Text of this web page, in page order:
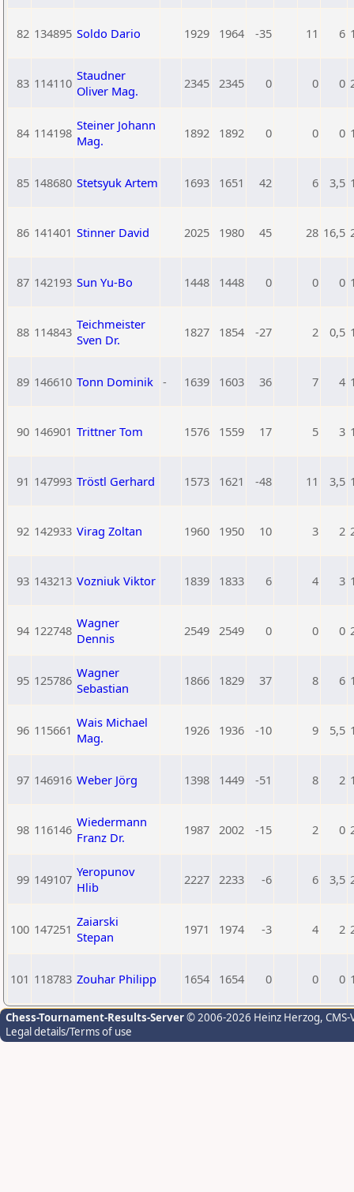
82 134895 Soldo Dario 1929 1964 -35 11 6
83 114110 Staudner
Oliver Mag.
2345 2345 0 0 0
84 114198 Steiner Johann
Mag.
1892 1892 0 0 0
85 148680 Stetsyuk Artem 1693 1651 42 6 3,5
86 141401 Stinner David 2025 1980 45 28 16,5
87 142193 Sun Yu-Bo 1448 1448 0 0 0
88 114843 Teichmeister
Sven Dr.
1827 1854 -27 2 0,5
89 146610 Tonn Dominik - 1639 1603 36 7 4
90 146901 Trittner Tom 1576 1559 17 5 3
91 147993 Tröstl Gerhard 1573 1621 -48 11 3,5
92 142933 Virag Zoltan 1960 1950 10 3 2
93 143213 Vozniuk Viktor 1839 1833 6 4 3
94 122748 Wagner
Dennis
2549 2549 0 0 0
95 125786 Wagner
Sebastian
1866 1829 37 8 6
96 115661 Wais Michael
Mag.
1926 1936 -10 9 5,5
97 146916 Weber Jörg 1398 1449 -51 8 2
98 116146 Wiedermann
Franz Dr.
1987 2002 -15 2 0
99 149107 Yeropunov
Hlib
2227 2233 -6 6 3,5
100 147251 Zaiarski
Stepan
1971 1974 -3 4 2
101 118783 Zouhar Philipp 1654 1654 0 0 0
Chess-Tournament-Results-Server© 2006-2026 Heinz Herzog,
Legal details/Terms of use